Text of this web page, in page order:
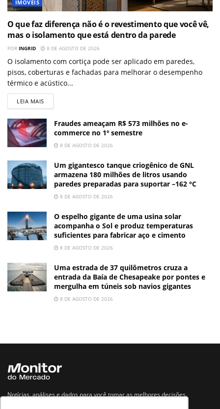
IMÓVEIS
O que faz diferença não é o revestimento que você vê,
mas o isolamento que está dentro da parede
POR INGRID 8 DE AGOSTO DE 2026
O isolamento com cortiça pode ser aplicado em paredes,
pisos, coberturas e fachadas para melhorar o desempenho
térmico e acústico...
LEIA MAIS
Fraudes ameaçam R$ 573 milhões no e-
commerce no 1º semestre
8 DE AGOSTO DE 2026
Um gigantesco tanque criogênico de GNL
armazena 180 milhões de litros usando
paredes preparadas para suportar –162 °C
8 DE AGOSTO DE 2026
O espelho gigante de uma usina solar
acompanha o Sol e produz temperaturas
suficientes para fabricar aço e cimento
8 DE AGOSTO DE 2026
Uma estrada de 37 quilômetros cruza a
entrada da Baía de Chesapeake por pontes e
mergulha em túneis sob navios gigantes
8 DE AGOSTO DE 2026
Notícias, análises e dados para você tomar as melhores decisões.